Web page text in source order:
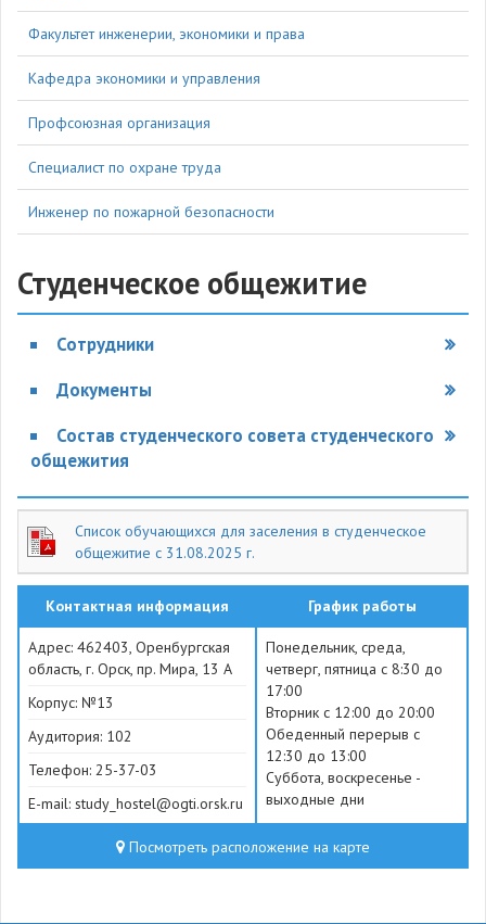
Факультет инженерии, экономики и права
Кафедра экономики и управления
Профсоюзная организация
Специалист по охране труда
Инженер по пожарной безопасности
Студенческое общежитие
Сотрудники
Документы
Состав студенческого совета студенческого
общежития
Список обучающихся для заселения в студенческое
общежитие с 31.08.2025 г.
Контактная информация График работы
Адрес: 462403, Оренбургская
область, г. Орск, пр. Мира, 13 А
Корпус: №13
Аудитория: 102
Телефон: 25-37-03
E-mail: study_hostel@ogti.orsk.ru
Понедельник, среда,
четверг, пятница с 8:30 до
17:00
Вторник с 12:00 до 20:00
Обеденный перерыв с
12:30 до 13:00
Суббота, воскресенье -
выходные дни
Посмотреть расположение на карте